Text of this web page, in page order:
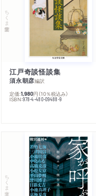
ちくま学芸文庫
江戸奇談怪談集
須永朝彦編訳
定価:1,980円 （10％税込み）
ISBN:978-4-480-09488-9
ちくま文庫